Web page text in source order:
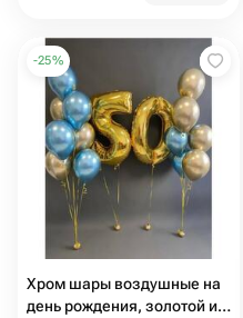
-25%
Хром шары воздушные на
день рождения, золотой и